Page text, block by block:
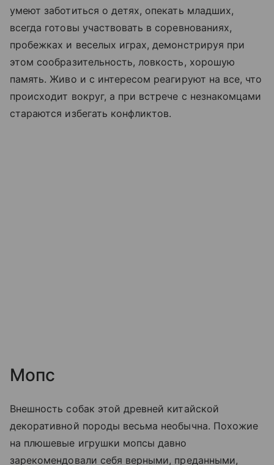
умеют заботиться о детях, опекать младших,
всегда готовы участвовать в соревнованиях,
пробежках и веселых играх, демонстрируя при
этом сообразительность, ловкость, хорошую
память. Живо и с интересом реагируют на все, что
происходит вокруг, а при встрече с незнакомцами
стараются избегать конфликтов.
Мопс
Внешность собак этой древней китайской
декоративной породы весьма необычна. Похожие
на плюшевые игрушки мопсы давно
зарекомендовали себя верными, преданными,